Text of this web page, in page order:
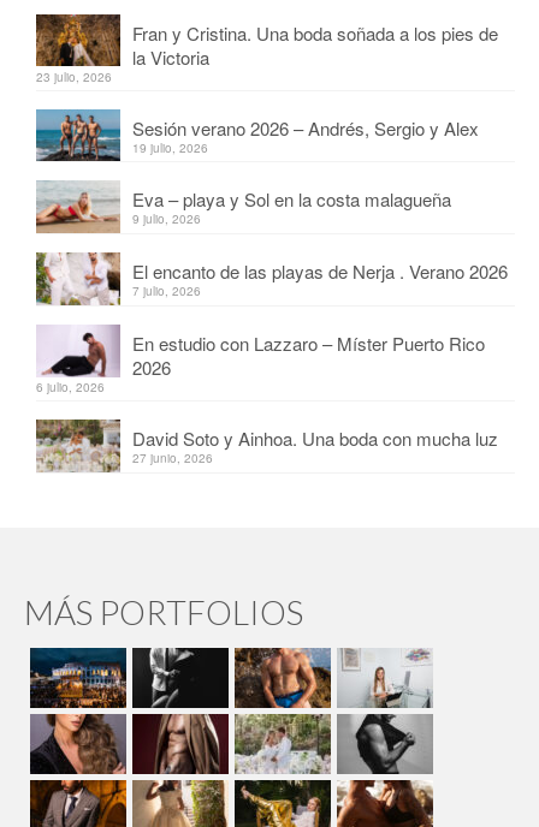
Fran y Cristina. Una boda soñada a los pies de
la Victoria
23 julio, 2026
Sesión verano 2026 – Andrés, Sergio y Alex
19 julio, 2026
Eva – playa y Sol en la costa malagueña
9 julio, 2026
El encanto de las playas de Nerja . Verano 2026
7 julio, 2026
En estudio con Lazzaro – Míster Puerto Rico
2026
6 julio, 2026
David Soto y Ainhoa. Una boda con mucha luz
27 junio, 2026
MÁS PORTFOLIOS